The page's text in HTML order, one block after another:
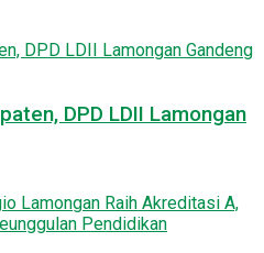
DPD LDII Lamongan